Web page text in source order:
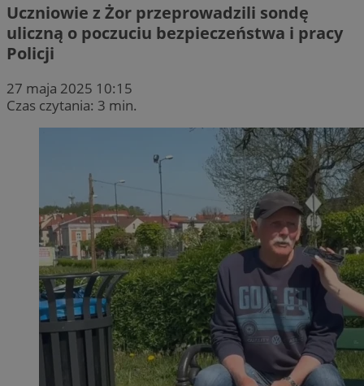
Uczniowie z Żor przeprowadzili sondę
uliczną o poczuciu bezpieczeństwa i pracy
Policji
27 maja 2025 10:15
Czas czytania: 3 min.